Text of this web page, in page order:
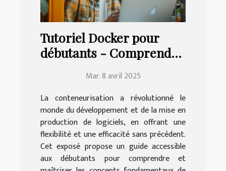
Tutoriel Docker pour
débutants - Comprendre
conteneurisation
Mar. 8 avril 2025
La conteneurisation a révolutionné le
monde du développement et de la mise en
production de logiciels, en offrant une
flexibilité et une efficacité sans précédent.
Cet exposé propose un guide accessible
aux débutants pour comprendre et